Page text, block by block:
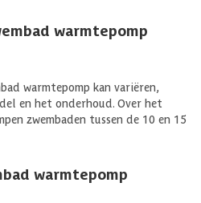
warmtepomp
warmtepomp kan variëren,
en het onderhoud. Over het
zwembaden tussen de 10 en 15
warmtepomp